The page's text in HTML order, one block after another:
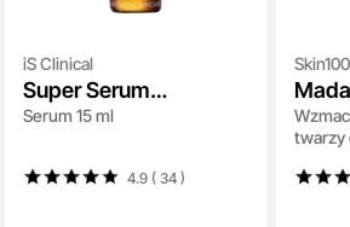
iS Clinical
Super Serum
Advance+
Serum 15 ml
4.9 ( 34)
twarzy